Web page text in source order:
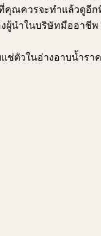
ณควรจะทำแล้วดูอีกที
นำในบริษัทมืออาชีพ
ช่ตัวในอ่างอาบน้ำรา